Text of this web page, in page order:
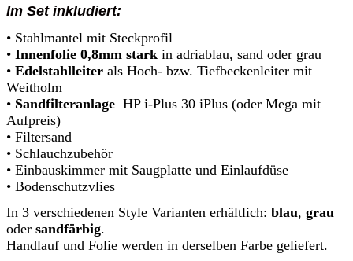
Im Set inkludiert:
• Stahlmantel mit Steckprofil
• Innenfolie 0,8mm stark in adriablau, sand oder grau
• Edelstahlleiter als Hoch- bzw. Tiefbeckenleiter mit
Weitholm
• Sandfilteranlage HP i-Plus 30 iPlus (oder Mega mit
Aufpreis)
• Filtersand
• Schlauchzubehör
• Einbauskimmer mit Saugplatte und Einlaufdüse
• Bodenschutzvlies
In 3 verschiedenen Style Varianten erhältlich: blau, grau
oder sandfärbig.
Handlauf und Folie werden in derselben Farbe geliefert.